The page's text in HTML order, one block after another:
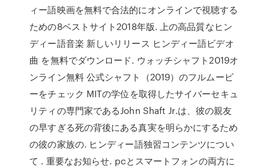
ィー語映画を無料で合法的にオンラインで視聴する
ための8ベストサイト2018年版. 上の高品質なヒン
ディー語音楽 新しいリリース ヒンディー語ビデオ
曲 を無料でダウンロード. ウォッチシャフト2019オ
ンライン無料 公式シャフト（2019）のフルムービ
ーをチェック MITの学位を取得したサイバーセキュ
リティの専門家であるJohn Shaft Jr.は、彼の親友
の早すぎる死の背後にある真実を明らかにするため
の彼の家族の. ヒンディー語独習コンテンツについ
て . 重要なお知らせ. pcとスマートフォンの両方に